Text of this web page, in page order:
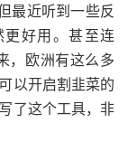
最近听到一些反
好用。甚至连
，欧洲有这么多
以开启割韭菜的
了这个工具，非